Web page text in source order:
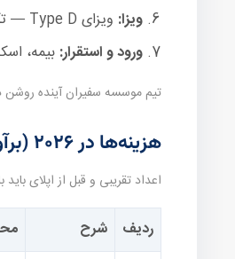
ویزا: ویزای Type D — تکمیل فرم، بیومتریک، مصاحبه در صورت نیاز
ورود و استقرار: بیمه،
تیم موسسه سفیران آینده
هزینه‌ها در ۲۰۲۶ (برآورد)
اعداد تقریبی و قبل از اپلای
ردیف شرح